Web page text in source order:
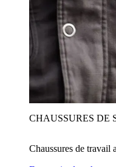
CHAUSSURES DE
Chaussures de travail